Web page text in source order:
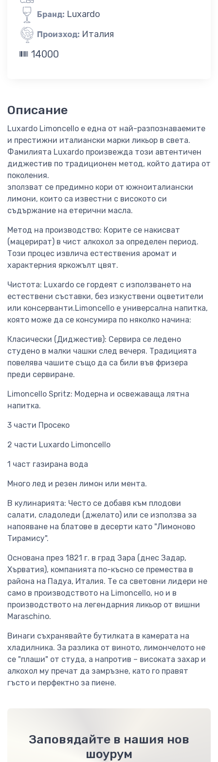
Бранд: Luxardo
Произход: Италия
14000
Описание
Luxardo Limoncello е една от най-разпознаваемите
и престижни италиански марки ликьор в света.
Фамилията Luxardo произвежда този автентичен
диджестив по традиционен метод, който датира от
поколения.
зползват се предимно кори от южноиталиански
лимони, които са известни с високото си
съдържание на етерични масла.
Метод на производство: Корите се накисват
(мацерират) в чист алкохол за определен период.
Този процес извлича естествения аромат и
характерния яркожълт цвят.
Чистота: Luxardo се гордеят с използването на
естествени съставки, без изкуствени оцветители
или консерванти.Limoncello е универсална напитка,
която може да се консумира по няколко начина:
Класически (Диджестив): Сервира се ледено
студено в малки чашки след вечеря. Традицията
повелява чашите също да са били във фризера
преди сервиране.
Limoncello Spritz: Модерна и освежаваща лятна
напитка.
3 части Просеко
2 части Luxardo Limoncello
1 част газирана вода
Много лед и резен лимон или мента.
В кулинарията: Често се добавя към плодови
салати, сладоледи (джелато) или се използва за
напояване на блатове в десерти като "Лимоново
Тирамису".
Основана през 1821 г. в град Зара (днес Задар,
Хърватия), компанията по-късно се премества в
района на Падуа, Италия. Те са световни лидери не
само в производството на Limoncello, но и в
производството на легендарния ликьор от вишни
Maraschino.
Винаги съхранявайте бутилката в камерата на
хладилника. За разлика от виното, лимончелото не
се "плаши" от студа, а напротив – високата захар и
алкохол му пречат да замръзне, като го правят
гъсто и перфектно за пиене.
Заповядайте в нашия нов
шоурум